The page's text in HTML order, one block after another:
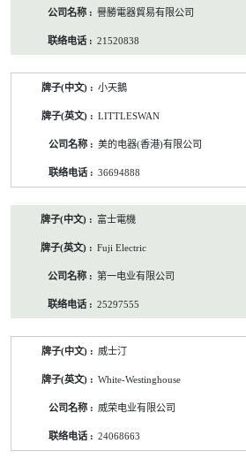
譽勝電器貿易有限公司
21520838
小天鵝
LITTLESWAN
美的电器(香港)有限公司
36694888
富士電機
Fuji Electric
第一电业有限公司
25297555
威士汀
White-Westinghouse
威荣电业有限公司
24068663